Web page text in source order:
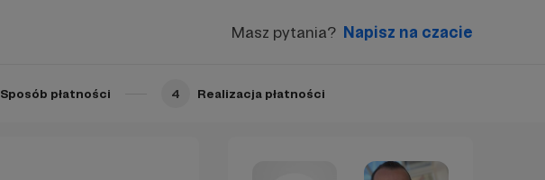
Masz pytania? Napisz na czacie
Sposób płatności 4 Realizacja płatności